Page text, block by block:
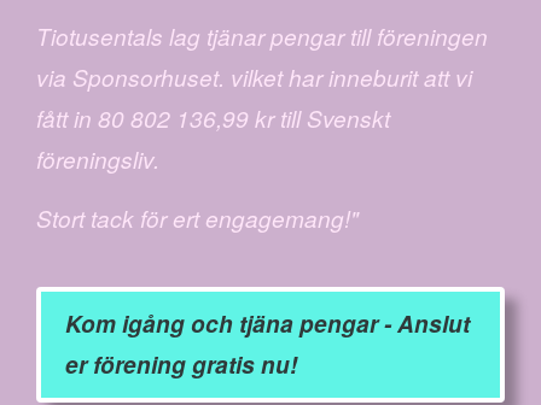
Tiotusentals lag tjänar pengar till föreningen
via Sponsorhuset. vilket har inneburit att vi
fått in 80 802 136,99 kr till Svenskt
föreningsliv.
Stort tack för ert engagemang!"
Kom igång och tjäna pengar - Anslut
er förening gratis nu!